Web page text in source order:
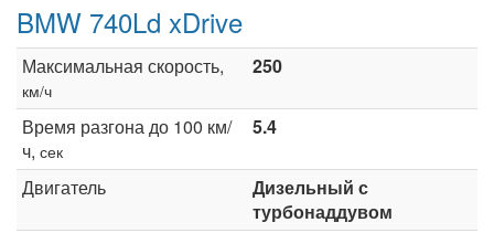
BMW 740Ld xDrive
Максимальная скорость,
км/ч
250
Время разгона до 100 км/
ч, сек
5.4
Двигатель
Дизельный с
турбонаддувом